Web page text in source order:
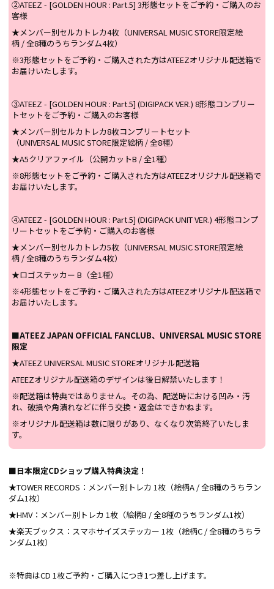
②ATEEZ - [GOLDEN HOUR : Part.5] 3形態セットをご予約・ご購入のお
客様
★メンバー別セルカトレカ4枚（UNIVERSAL MUSIC STORE限定絵
柄 / 全8種のうちランダム4枚）
※3形態セットをご予約・ご購入された方はATEEZオリジナル配送箱で
お届けいたします。
③ATEEZ - [GOLDEN HOUR : Part.5] (DIGIPACK VER.) 8形態コンプリー
トセットをご予約・ご購入のお客様
★メンバー別セルカトレカ8枚コンプリートセット
（UNIVERSAL MUSIC STORE限定絵柄 / 全8種）
★A5クリアファイル（公開カットB / 全1種）
※8形態セットをご予約・ご購入された方はATEEZオリジナル配送箱で
お届けいたします。
④ATEEZ - [GOLDEN HOUR : Part.5] (DIGIPACK UNIT VER.) 4形態コンプ
リートセットをご予約・ご購入のお客様
★メンバー別セルカトレカ5枚（UNIVERSAL MUSIC STORE限定絵
柄 / 全8種のうちランダム4枚）
★ロゴステッカー B（全1種）
※4形態セットをご予約・ご購入された方はATEEZオリジナル配送箱で
お届けいたします。
■ATEEZ JAPAN OFFICIAL FANCLUB、UNIVERSAL MUSIC STORE
限定
★ATEEZ UNIVERSAL MUSIC STOREオリジナル配送箱
ATEEZオリジナル配送箱のデザインは後日解禁いたします！
※配送箱は特典ではありません。その為、配送時における凹み・汚
れ、破損や角潰れなどに伴う交換・返金はできかねます。
※オリジナル配送箱は数に限りがあり、なくなり次第終了いたしま
す。
■日本限定CDショップ購入特典決定！
★TOWER RECORDS：メンバー別トレカ 1枚（絵柄A / 全8種のうちラン
ダム1枚）
★HMV：メンバー別トレカ 1枚（絵柄B / 全8種のうちランダム1枚）
★楽天ブックス：スマホサイズステッカー 1枚（絵柄C / 全8種のうちラ
ンダム1枚）
※特典はCD 1枚ご予約・ご購入につき1つ差し上げます。